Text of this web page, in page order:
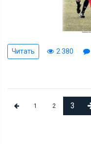
Читать 2 380
1 2 3